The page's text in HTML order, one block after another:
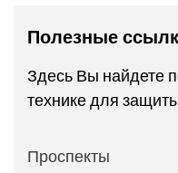
Полезные
Здесь Вы найдете
технике для
Проспекты